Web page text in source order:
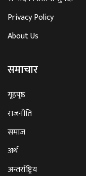
Privacy Policy
About Us
समाचार
गृहपृष्ठ
राजनीति
समाज
अर्थ
अन्तर्राष्ट्रिय